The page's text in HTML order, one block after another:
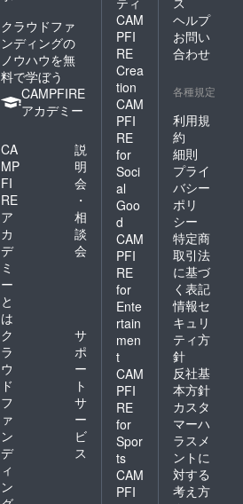
クラウドファ
ンディングの
ノウハウを無
料で学ぼう
CAMPFIRE
アカデミー
CA
MP
FI
RE
ア
カ
デ
ミ
ー
と
は
説
明
会
・
相
談
会
ク
ラ
ウ
ド
フ
ァ
ン
デ
ィ
ン
サ
ポ
ー
ト
サ
ー
ビ
ス
CAM
PFI
RE
Crea
tion
CAM
PFI
RE
for
Soci
al
Goo
d
CAM
PFI
RE
for
Ente
rtain
men
t
CAM
PFI
RE
for
Spor
ts
CAM
PFI
ヘルプ
お問い
合わせ
各種規定
利用規
約
細則
プライ
バシー
ポリ
シー
特定商
取引法
に基づ
く表記
情報セ
キュリ
ティ方
針
反社基
本方針
カスタ
マーハ
ラスメ
ントに
対する
考え方